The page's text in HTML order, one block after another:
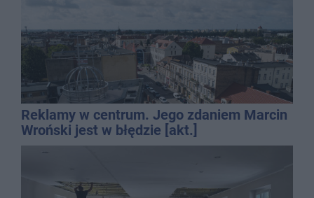
Reklamy w centrum. Jego zdaniem Marcin
Wroński jest w błędzie [akt.]